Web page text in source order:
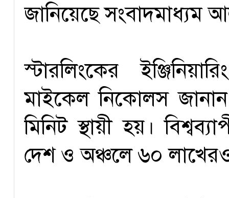
জানিয়েছে সংবাদমাধ্যম
স্টারলিংকের
মাইকেল নিকোলস
মিনিট স্থায়ী হয়।
দেশ ও অঞ্চলে ৬০ লাখেরও